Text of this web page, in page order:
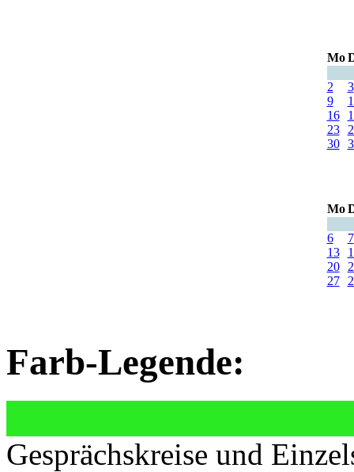
Mo
2
3
9
16
23
30
Mo
6
7
13
20
27
Farb-Legende:
Gesprächskreise und